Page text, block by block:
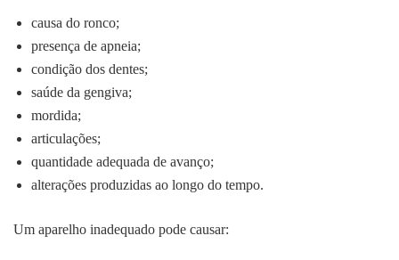
causa do ronco;
presença de apneia;
condição dos dentes;
saúde da gengiva;
mordida;
articulações;
quantidade adequada de avanço;
alterações produzidas ao longo do tempo.
Um aparelho inadequado pode causar: